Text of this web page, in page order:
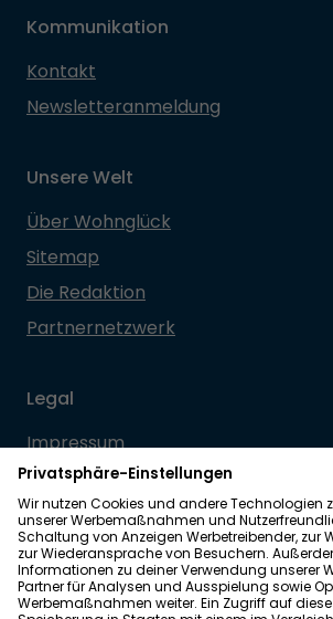
Kommunikation
Kontakt
Newsletteranmeldung
Unsere Welt
Über Wohnglück
Sitemap
Die Redaktion
Partnernetzwerk
Legal
Impressum
Datenschutz
Allgemeine Geschäftsbedingungen
Barrierefreiheit